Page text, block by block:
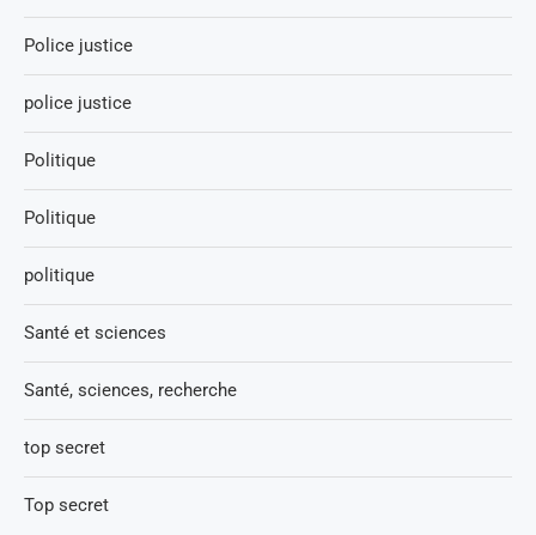
Police justice
police justice
Politique
Politique
politique
Santé et sciences
Santé, sciences, recherche
top secret
Top secret